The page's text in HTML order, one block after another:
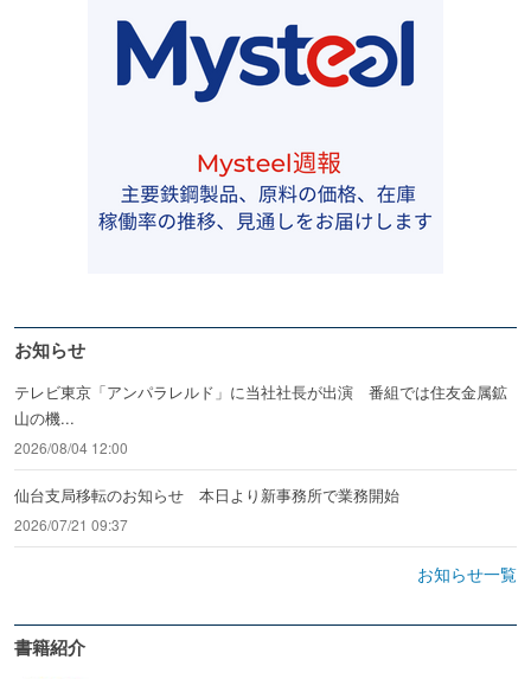
お知らせ
テレビ東京「アンパラレルド」に当社社長が出演 番組では住友金属鉱
山の機...
2026/08/04 12:00
仙台支局移転のお知らせ 本日より新事務所で業務開始
2026/07/21 09:37
お知らせ一覧
書籍紹介